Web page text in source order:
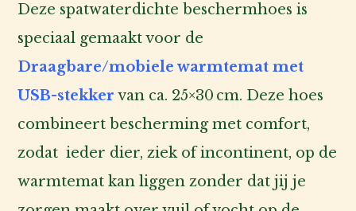
Deze spatwaterdichte beschermhoes is
speciaal gemaakt voor de
Draagbare/mobiele warmtemat met
USB-stekker van ca. 25×30 cm. Deze hoes
combineert bescherming met comfort,
zodat ieder dier, ziek of incontinent, op de
warmtemat kan liggen zonder dat jij je